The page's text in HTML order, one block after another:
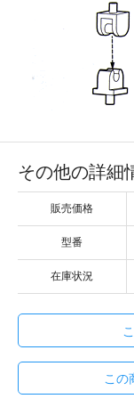
その他の詳細
販売価格
型番
在庫状況
この